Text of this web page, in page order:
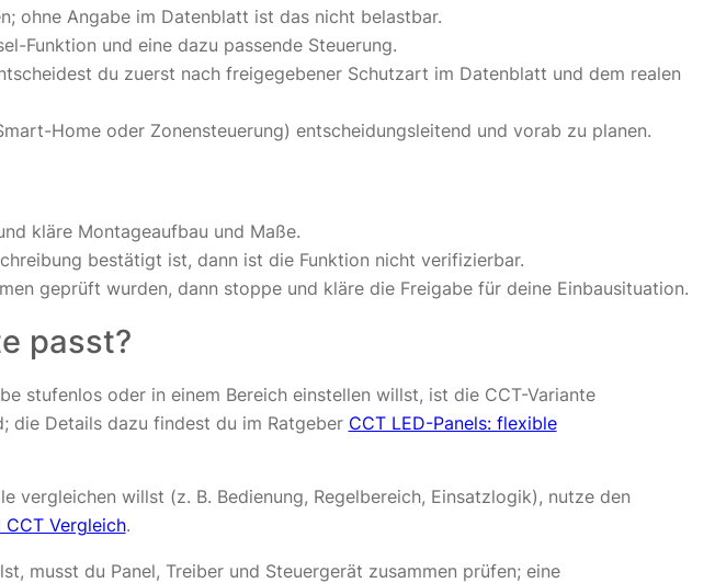
ohne Angabe im Datenblatt ist das nicht belastbar.
Funktion und eine dazu passende Steuerung.
du zuerst nach freigegebener Schutzart im Datenblatt und dem realen
Home oder Zonensteuerung) entscheidungsleitend und vorab zu planen.
kläre Montageaufbau und Maße.
bestätigt ist, dann ist die Funktion nicht verifizierbar.
geprüft wurden, dann stoppe und kläre die Freigabe für deine Einbausituation.
passt?
stufenlos oder in einem Bereich einstellen willst, ist die CCT-Variante
die Details dazu findest du im Ratgeber CCT LED-Panels: flexible
vergleichen willst (z. B. Bedienung, Regelbereich, Einsatzlogik), nutze den
CCT Vergleich.
musst du Panel, Treiber und Steuergerät zusammen prüfen; eine